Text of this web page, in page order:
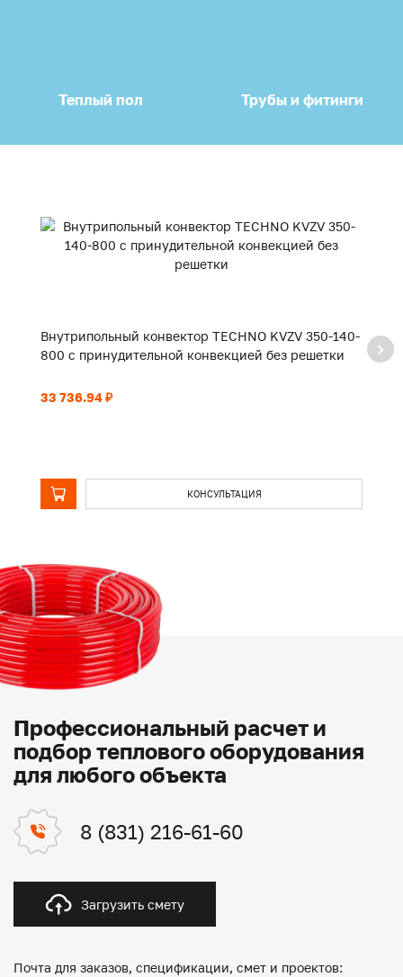
Теплый пол Трубы и фитинги
Внутрипольный конвектор TECHNO KVZV 350-140-
800 с принудительной конвекцией без решетки
33 736.94 ₽
КОНСУЛЬТАЦИЯ
Профессиональный расчет и
подбор теплового оборудования
для любого объекта
8 (831) 216-61-60
Загрузить смету
Почта для заказов, спецификации, смет и проектов: